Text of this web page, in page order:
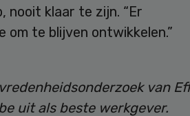
nooit klaar te zijn. “Er
te blijven ontwikkelen.”
van
uit als beste werkgever.